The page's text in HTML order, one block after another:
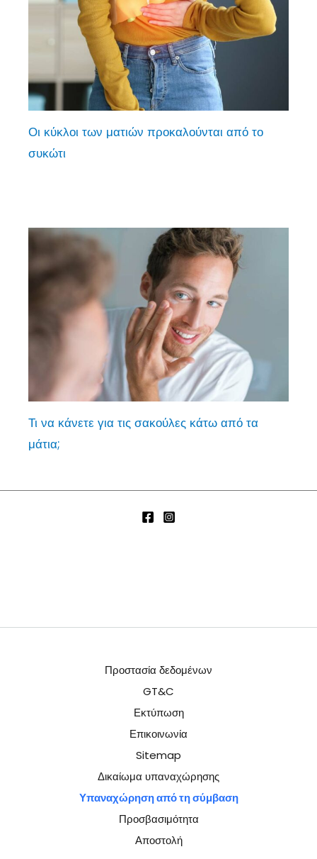
Οι κύκλοι των ματιών προκαλούνται από το
συκώτι
Τι να κάνετε για τις σακούλες κάτω από τα
μάτια;
Προστασία δεδομένων
GT&C
Εκτύπωση
Επικοινωνία
Sitemap
Δικαίωμα υπαναχώρησης
Υπαναχώρηση από τη σύμβαση
Προσβασιμότητα
Αποστολή